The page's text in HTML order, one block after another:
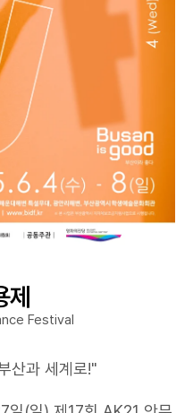
Festival
산과 세계로!"